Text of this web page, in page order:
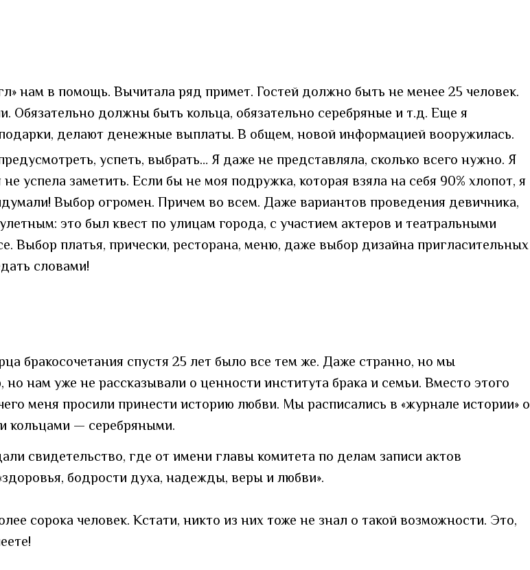
нам в помощь. Вычитала ряд примет. Гостей должно быть не менее 25 человек.
Обязательно должны быть кольца, обязательно серебряные и т.д. Еще я
делают денежные выплаты. В общем, новой информацией вооружилась.
успеть, выбрать… Я даже не представляла, сколько всего нужно. Я
успела заметить. Если бы не моя подружка, которая взяла на себя 90% хлопот, я
Выбор огромен. Причем во всем. Даже вариантов проведения девичника,
это был квест по улицам города, с участием актеров и театральными
Выбор платья, прически, ресторана, меню, даже выбор дизайна пригласительных
словами!
бракосочетания спустя 25 лет было все тем же. Даже странно, но мы
нам уже не рассказывали о ценности института брака и семьи. Вместо этого
меня просили принести историю любви. Мы расписались в «журнале истории» о
кольцами — серебряными.
свидетельство, где от имени главы комитета по делам записи актов
бодрости духа, надежды, веры и любви».
сорока человек. Кстати, никто из них тоже не знал о такой возможности. Это,